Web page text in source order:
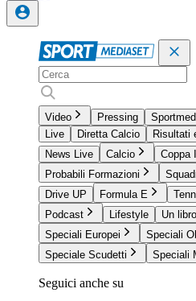
Video Pressing
Live
Diretta Calcio
Risultati
News Live
Calcio Coppa
Probabili Formazioni
Drive UP
Formula E
Podcast
Lifestyle
Un
Speciali Europei
Speciali
Speciale Scudetti
Speciali
Seguici anche su